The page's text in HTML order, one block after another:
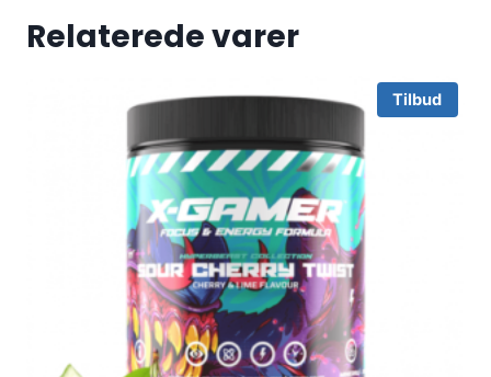
Relaterede varer
Tilbud